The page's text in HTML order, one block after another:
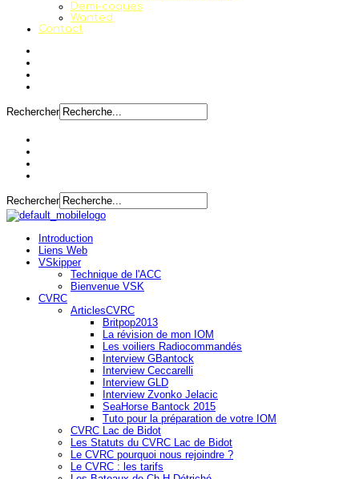
Demi-coques
Wanted
Contact
Rechercher
Rechercher
Introduction
Liens Web
VSkipper
Technique de l'ACC
Bienvenue VSK
CVRC
ArticlesCVRC
Britpop2013
La révision de mon IOM
Les voiliers Radiocommandés
Interview GBantock
Interview Ceccarelli
Interview GLD
Interview Zvonko Jelacic
SeaHorse Bantock 2015
Tuto pour la préparation de votre IOM
CVRC Lac de Bidot
Les Statuts du CVRC Lac de Bidot
Le CVRC pourquoi nous rejoindre ?
Le CVRC : les tarifs